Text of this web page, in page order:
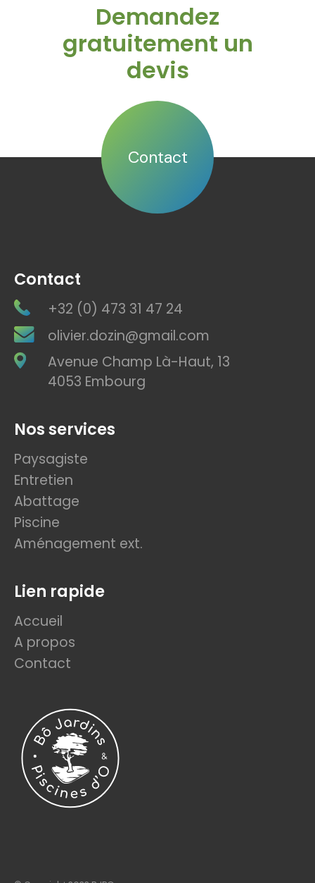
Demandez
gratuitement un
devis
Contact
Contact
+32 (0) 473 31 47 24
olivier.dozin@gmail.com
Avenue Champ Là-Haut, 13
4053 Embourg
Nos services
Paysagiste
Entretien
Abattage
Piscine
Aménagement ext.
Lien rapide
Accueil
A propos
Contact